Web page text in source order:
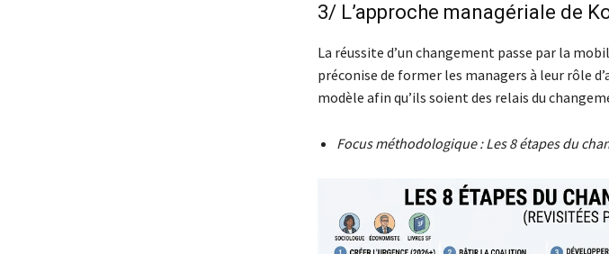
3/ L’approche managériale de
La réussite d’un changement passe par la
préconise de former les managers à leur rôle
modèle afin qu’ils soient des relais du
Focus méthodologique : Les 8 étapes du